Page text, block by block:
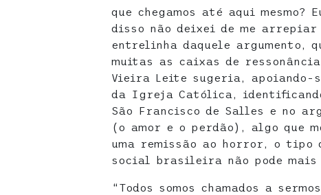
que chegamos até aqui mesmo?
disso não deixei de me arrepiar
entrelinha daquele argumento,
muitas as caixas de
Vieira Leite sugeria, apoiando-
da Igreja Católica,
São Francisco de Salles e no
(o amor e o perdão), algo que
uma remissão ao horror, o tipo
social brasileira não pode
“Todos somos chamados a